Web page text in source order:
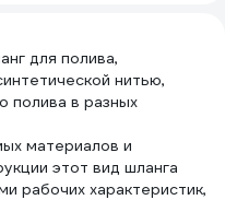
для полива,
нитью,
полива в разных
материалов и
этот вид шланга
рабочих характеристик,